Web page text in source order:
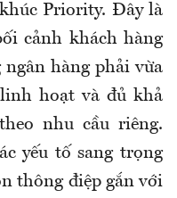
Priority. Đây là
cảnh khách hàng
ngân hàng phải vừa
hoạt và đủ khả
nhu cầu riêng.
yếu tố sang trọng
thông điệp gắn với